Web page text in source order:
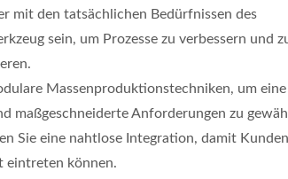
mit den tatsächlichen Bedürfnissen des
sein, um Prozesse zu verbessern und
Massenproduktionstechniken, um
maßgeschneiderte Anforderungen zu
Sie eine nahtlose Integration, damit
eintreten können.